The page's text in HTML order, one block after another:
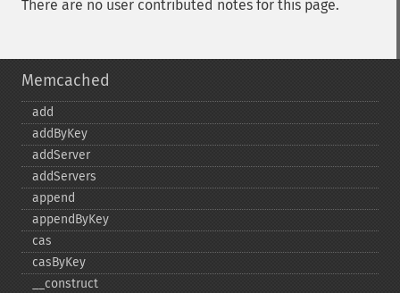
There are no user contributed notes for this page.
Memcached
add
addByKey
addServer
addServers
append
appendByKey
cas
casByKey
_​_​construct